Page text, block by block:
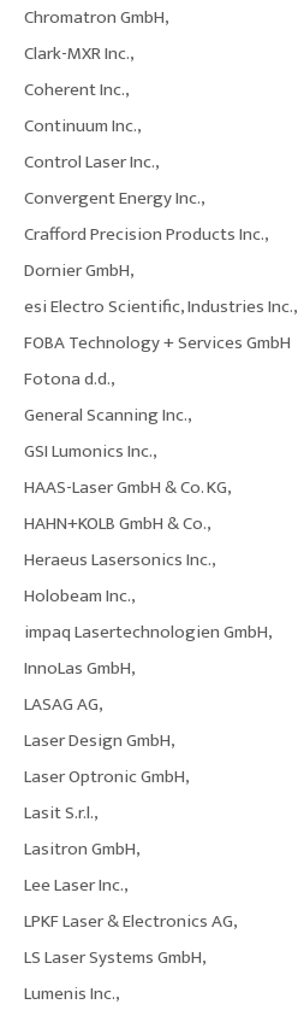
Chromatron GmbH,
Clark-MXR Inc.,
Coherent Inc.,
Continuum Inc.,
Control Laser Inc.,
Convergent Energy Inc.,
Crafford Precision Products Inc.,
Dornier GmbH,
esi Electro Scientific, Industries Inc.,
FOBA Technology + Services GmbH
Fotona d.d.,
General Scanning Inc.,
GSI Lumonics Inc.,
HAAS-Laser GmbH & Co. KG,
HAHN+KOLB GmbH & Co.,
Heraeus Lasersonics Inc.,
Holobeam Inc.,
impaq Lasertechnologien GmbH,
InnoLas GmbH,
LASAG AG,
Laser Design GmbH,
Laser Optronic GmbH,
Lasit S.r.l.,
Lasitron GmbH,
Lee Laser Inc.,
LPKF Laser & Electronics AG,
LS Laser Systems GmbH,
Lumenis Inc.,